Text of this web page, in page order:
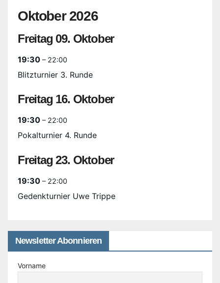
Oktober 2026
Freitag 09. Oktober
19:30 – 22:00
Blitzturnier 3. Runde
Freitag 16. Oktober
19:30 – 22:00
Pokalturnier 4. Runde
Freitag 23. Oktober
19:30 – 22:00
Gedenkturnier Uwe Trippe
Newsletter Abonnieren
Vorname